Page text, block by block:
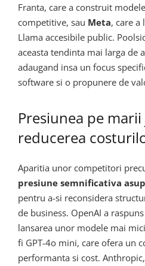
Franta, care a construit
competitive, sau Meta, care a
Llama accesibile public.
aceasta tendinta mai larga de
adaugand insa un focus
software si o propunere de
Presiunea pe
reducerea
Aparitia unor competitori
presiune semnificativa
pentru a-si reconsidera
de business. OpenAI a
lansarea unor modele mai
fi GPT-4o mini, care ofera un
performanta si cost.